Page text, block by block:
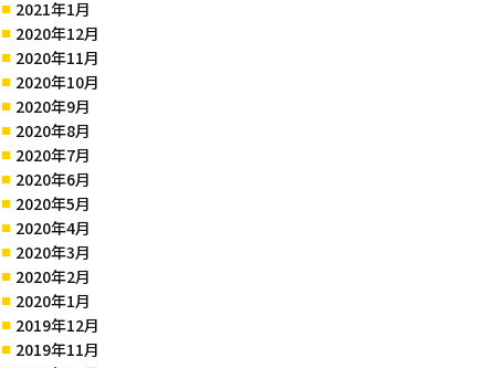
2021年1月
2020年12月
2020年11月
2020年10月
2020年9月
2020年8月
2020年7月
2020年6月
2020年5月
2020年4月
2020年3月
2020年2月
2020年1月
2019年12月
2019年11月